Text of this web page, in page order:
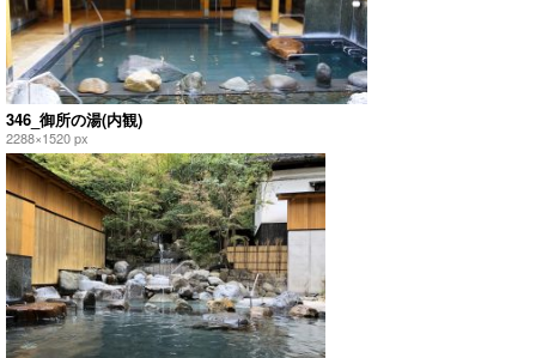
346_御所の湯(内観)
2288×1520 px